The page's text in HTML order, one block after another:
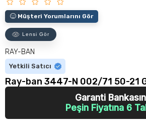
Müşteri Yorumlarını Gör
Lensi Gör
RAY-BAN
Yetkili Satıcı
Ray-ban 3447-N 002/71 50-21
Garanti
Peşin Fiyatına 6